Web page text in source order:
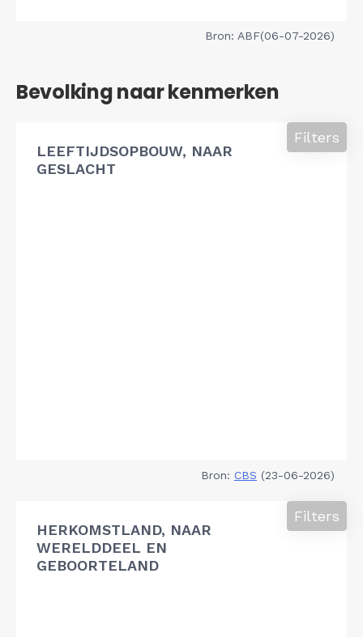
Bron: ABF(06-07-2026)
Bevolking naar kenmerken
LEEFTIJDSOPBOUW, NAAR
GESLACHT
Filters
Bron: CBS (23-06-2026)
HERKOMSTLAND, NAAR
WERELDDEEL EN
GEBOORTELAND
Filters